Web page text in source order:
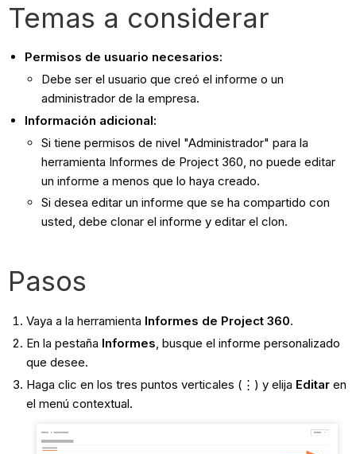
Temas a considerar
Permisos de usuario necesarios:
Debe ser el usuario que creó el informe o un
administrador de la empresa.
Información adicional:
Si tiene permisos de nivel "Administrador" para la
herramienta Informes de Project 360, no puede editar
un informe a menos que lo haya creado.
Si desea editar un informe que se ha compartido con
usted, debe clonar el informe y editar el clon.
Pasos
Vaya a la herramienta Informes de Project 360.
En la pestaña Informes, busque el informe personalizado
que desee.
Haga clic en los tres puntos verticales (⋮) y elija Editaren
el menú contextual.